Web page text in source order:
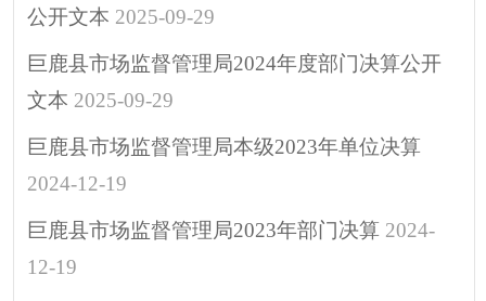
预算/决算
政府采购
公开文本 2025-09-29
巨鹿县市场监督管理局2024年度部门决算公开
文本 2025-09-29
巨鹿县市场监督管理局本级2023年单位决算
2024-12-19
巨鹿县市场监督管理局2023年部门决算 2024-
12-19